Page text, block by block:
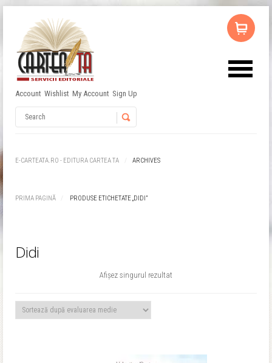
Account Wishlist My Account Sign Up
E-CARTEATA.RO - EDITURA CARTEA TA ARCHIVES
PRIMA PAGINĂ PRODUSE ETICHETATE „DIDI”
Didi
Afișez singurul rezultat
Nu ai niciun produs în coș.